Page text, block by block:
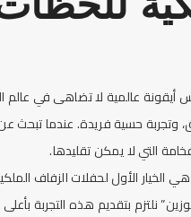
أيقونة عالمية لا تضاهى في عالم
وتجربة حسية فريدة. عندما تبحث
التي لا يمكن تقليدها.
الخيار الأول لحفلات الزفاف
نلتزم بتقديم هذه التجربة